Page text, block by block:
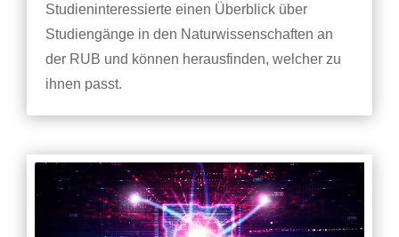
Studieninteressierte einen Überblick über
Studiengänge in den Naturwissenschaften an
der RUB und können herausfinden, welcher zu
ihnen passt.